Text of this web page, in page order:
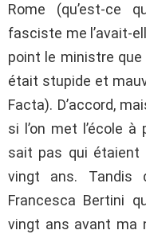
Rome (qu’est-ce
fasciste me l’avait-
point le ministre
était stupide et
Facta). D’accord,
si l’on met l’école à
sait pas qui étaient
vingt ans. Tandis
Francesca Bertini
vingt ans avant ma